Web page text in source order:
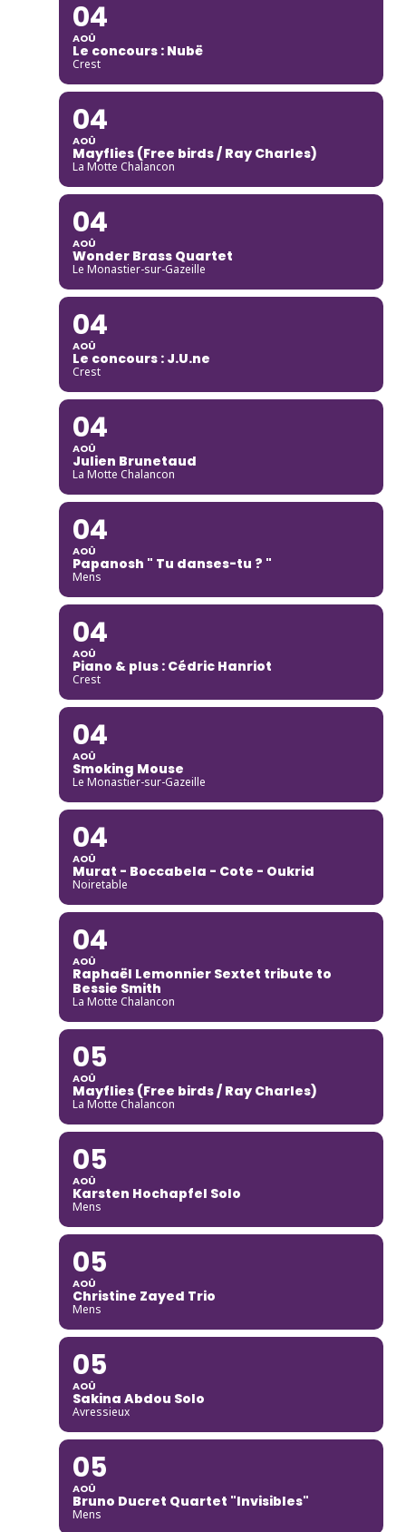
04
AOÛ
Le concours : Nubë
Crest
04
AOÛ
Mayflies (Free birds / Ray Charles)
La Motte Chalancon
04
AOÛ
Wonder Brass Quartet
Le Monastier-sur-Gazeille
04
AOÛ
Le concours : J.U.ne
Crest
04
AOÛ
Julien Brunetaud
La Motte Chalancon
04
AOÛ
Papanosh " Tu danses-tu ? "
Mens
04
AOÛ
Piano & plus : Cédric Hanriot
Crest
04
AOÛ
Smoking Mouse
Le Monastier-sur-Gazeille
04
AOÛ
Murat - Boccabela - Cote - Oukrid
Noiretable
04
AOÛ
Raphaël Lemonnier Sextet tribute to
Bessie Smith
La Motte Chalancon
05
AOÛ
Mayflies (Free birds / Ray Charles)
La Motte Chalancon
05
AOÛ
Karsten Hochapfel Solo
Mens
05
AOÛ
Christine Zayed Trio
Mens
05
AOÛ
Sakina Abdou Solo
Avressieux
05
AOÛ
Bruno Ducret Quartet "Invisibles"
Mens